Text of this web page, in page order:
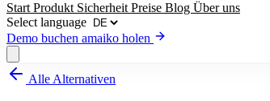
Start Produkt Sicherheit Preise Blog Über uns
Select language
Demo buchen amaiko holen
amaiko holen Demo buchen
Alle Alternativen